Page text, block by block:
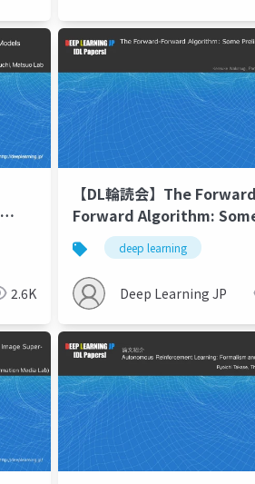
2.6K
【DL輪読会】The
Forward Algorithm:
Preliminary
deep learning
Deep Learning JP